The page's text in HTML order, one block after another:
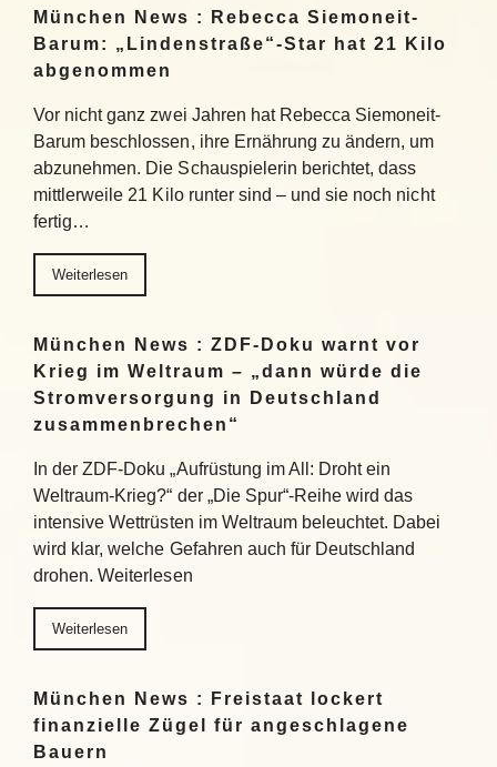
München News : Rebecca Siemoneit-
Barum: „Lindenstraße“-Star hat 21 Kilo
abgenommen
Vor nicht ganz zwei Jahren hat Rebecca Siemoneit-
Barum beschlossen, ihre Ernährung zu ändern, um
abzunehmen. Die Schauspielerin berichtet, dass
mittlerweile 21 Kilo runter sind – und sie noch nicht
fertig…
Weiterlesen
München News : ZDF-Doku warnt vor
Krieg im Weltraum – „dann würde die
Stromversorgung in Deutschland
zusammenbrechen“
In der ZDF-Doku „Aufrüstung im All: Droht ein
Weltraum-Krieg?“ der „Die Spur“-Reihe wird das
intensive Wettrüsten im Weltraum beleuchtet. Dabei
wird klar, welche Gefahren auch für Deutschland
drohen. Weiterlesen
Weiterlesen
München News : Freistaat lockert
finanzielle Zügel für angeschlagene
Bauern